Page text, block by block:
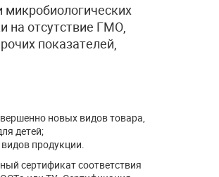
на отсутствие ГМО,
показателей,
новых видов товара,
детей;
продукции.
сертификат соответствия